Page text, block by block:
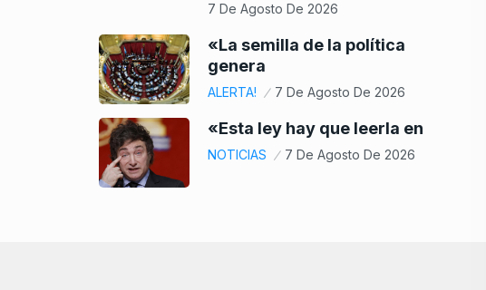
7 De Agosto De 2026
«La semilla de la política
genera
ALERTA! 7 De Agosto De 2026
«Esta ley hay que leerla en
NOTICIAS 7 De Agosto De 2026